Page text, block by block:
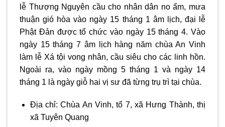
lễ Thượng Nguyên cầu cho nhân dân no ấm, mưa
thuận gió hòa vào ngày 15 tháng 1 âm lịch, đại lễ
Phật Đản được tổ chức vào ngày 15 tháng 4. Vào
ngày 15 tháng 7 âm lịch hàng năm chùa An Vinh
làm lễ Xá tội vong nhân, cầu siêu cho các linh hồn.
Ngoài ra, vào ngày mồng 5 tháng 1 và ngày 14
tháng 1 là ngày giỗ hai vị sư đã từng trụ trì tại chùa.
Địa chỉ:Chùa An Vinh, tổ 7, xã Hưng Thành, thị
xã Tuyên Quang